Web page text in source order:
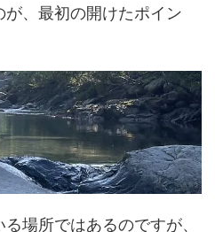
、最初の開けたポイン
場所ではあるのですが、